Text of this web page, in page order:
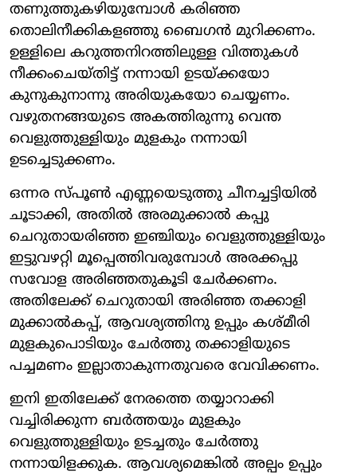
തണുത്തുകഴിയുമ്പോള്‍ കരിഞ്ഞ
തൊലിനീക്കികളഞ്ഞു ബൈഗന്‍ മുറിക്കണം.
ഉള്ളിലെ കറുത്തനിറത്തിലുള്ള വിത്തുകള്‍
നീക്കംചെയ്തിട്ട് നന്നായി ഉടയ്ക്കയോ
കുനുകുനാന്നു അരിയുകയോ ചെയ്യണം.
വഴുതനങ്ങയുടെ അകത്തിരുന്നു വെന്ത
വെളുത്തുള്ളിയും മുളകും നന്നായി
ഉടച്ചെടുക്കണം.
ഒന്നര സ്പൂണ്‍ എണ്ണയെടുത്തു ചീനച്ചട്ടിയില്‍
ചൂടാക്കി, അതില്‍ അരമുക്കാല്‍ കപ്പു
ചെറുതായരിഞ്ഞ ഇഞ്ചിയും വെളുത്തുള്ളിയും
ഇട്ടുവഴറ്റി മൂപ്പെത്തിവരുമ്പോള്‍ അരക്കപ്പു
സവോള അരിഞ്ഞതുകൂടി ചേര്‍ക്കണം.
അതിലേക്ക് ചെറുതായി അരിഞ്ഞ തക്കാളി
മുക്കാല്‍കപ്പ്, ആവശ്യത്തിനു ഉപ്പും കശ്മീരി
മുളകുപൊടിയും ചേര്‍ത്തു തക്കാളിയുടെ
പച്ചമണം ഇല്ലാതാകുന്നതുവരെ വേവിക്കണം.
ഇനി ഇതിലേക്ക് നേരത്തെ തയ്യാറാക്കി
വച്ചിരിക്കുന്ന ബര്‍ത്തയും മുളകും
വെളുത്തുള്ളിയും ഉടച്ചതും ചേര്‍ത്തു
നന്നായിളക്കുക. ആവശ്യമെങ്കില്‍ അല്പം ഉപ്പും